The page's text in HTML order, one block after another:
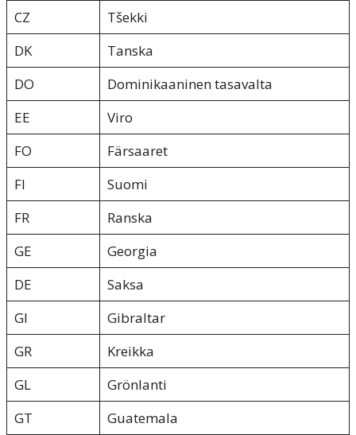
CZ
Tšekki
DK
Tanska
DO
Dominikaaninen tasavalta
EE
Viro
FO
Färsaaret
FI
Suomi
FR
Ranska
GE
Georgia
DE
Saksa
GI
Gibraltar
GR
Kreikka
GL
Grönlanti
GT
Guatemala